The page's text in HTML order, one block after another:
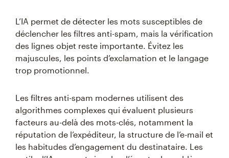
L’IA permet de détecter les mots susceptibles de
déclencher les filtres anti-spam, mais la vérification
des lignes objet reste importante. Évitez les
majuscules, les points d’exclamation et le langage
trop promotionnel.
Les filtres anti-spam modernes utilisent des
algorithmes complexes qui évaluent plusieurs
facteurs au-delà des mots-clés, notamment la
réputation de l’expéditeur, la structure de l’e-mail et
les habitudes d’engagement du destinataire. Les